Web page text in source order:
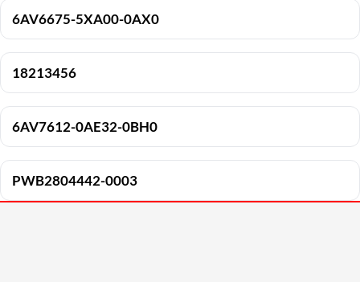
6AV6675-5XA00-0AX0
18213456
6AV7612-0AE32-0BH0
PWB2804442-0003